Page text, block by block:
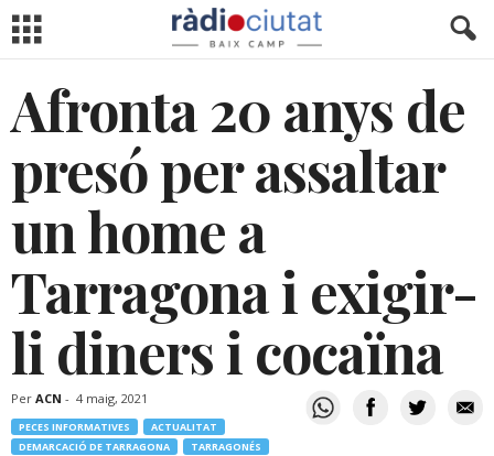
Afronta 20 anys de
presó per assaltar
un home a
Tarragona i exigir-
li diners i cocaïna
Per ACN - 4 maig, 2021
PECES INFORMATIVES
ACTUALITAT
DEMARCACIÓ DE TARRAGONA
TARRAGONÉS